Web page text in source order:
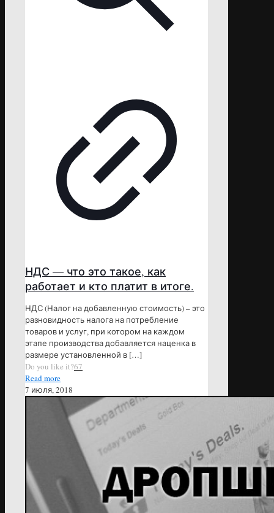
НДС — что это такое, как
работает и кто платит в итоге.
НДС (Налог на добавленную стоимость) – это
разновидность налога на потребление
товаров и услуг, при котором на каждом
этапе производства добавляется наценка в
размере установленной в […]
Do you like it?67
Read more
7 июля, 2018